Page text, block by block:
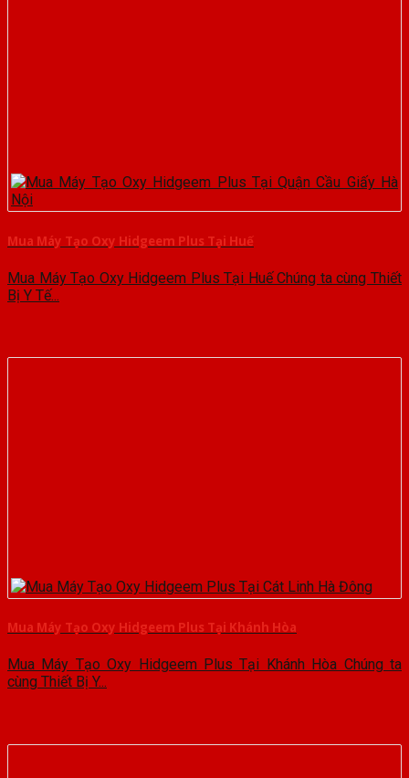
Mua Máy Tạo Oxy Hidgeem Plus Tại Huế
Mua Máy Tạo Oxy Hidgeem Plus Tại Huế Chúng ta cùng Thiết
Bị Y Tế...
Mua Máy Tạo Oxy Hidgeem Plus Tại Khánh Hòa
Mua Máy Tạo Oxy Hidgeem Plus Tại Khánh Hòa Chúng ta
cùng Thiết Bị Y...